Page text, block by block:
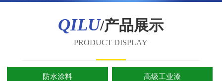
QILU/产品展示
PRODUCT DISPLAY
防水涂料 高级工业漆